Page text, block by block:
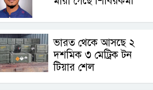
ভারত থেকে আসছে ২
দশমিক ৩ মেট্রিক টন
টিয়ার শেল